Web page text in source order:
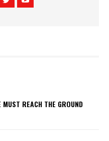
MUST REACH THE GROUND